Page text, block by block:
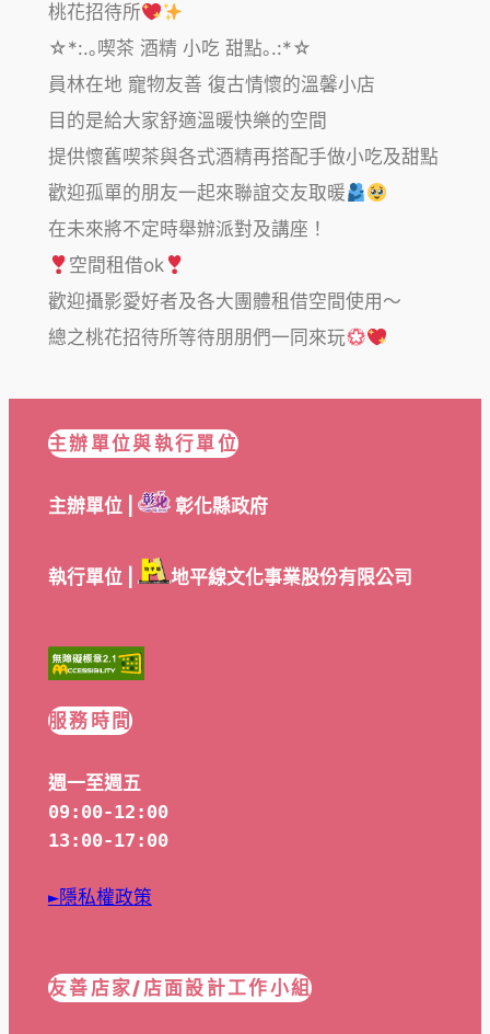
桃花招待所
☆*:.｡喫茶 酒精 小吃 甜點｡.:*☆
員林在地 寵物友善 復古情懷的溫馨小店
目的是給大家舒適溫暖快樂的空間
提供懷舊喫茶與各式酒精再搭配手做小吃及甜點
歡迎孤單的朋友一起來聯誼交友取暖
在未來將不定時舉辦派對及講座！
空間租借ok
歡迎攝影愛好者及各大團體租借空間使用～
總之桃花招待所等待朋朋們一同來玩
主辦單位與執行單位
主辦單位 | 彰化縣政府
執行單位 | 地平線文化事業股份有限公司
服務時間
週一至週五
09:00-12:00
13:00-17:00
►隱私權政策
友善店家/店面設計工作小組